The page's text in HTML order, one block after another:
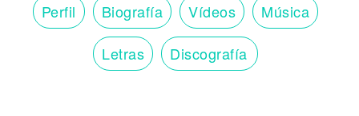
Perfil Biografía Vídeos Música
Letras Discografía